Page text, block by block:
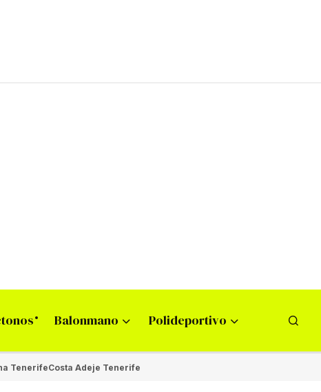
Balonmano Polideportivo
TenerifeCosta Adeje Tenerife